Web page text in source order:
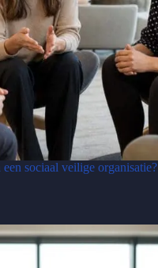
sociaal veilige organisatie?